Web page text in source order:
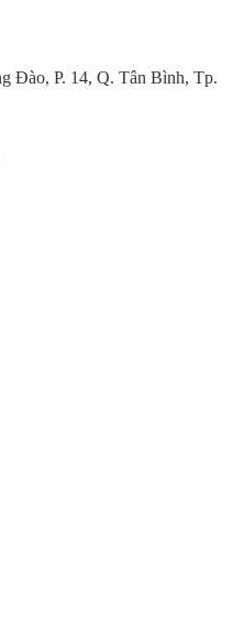
Đào, P. 14, Q. Tân Bình, Tp.